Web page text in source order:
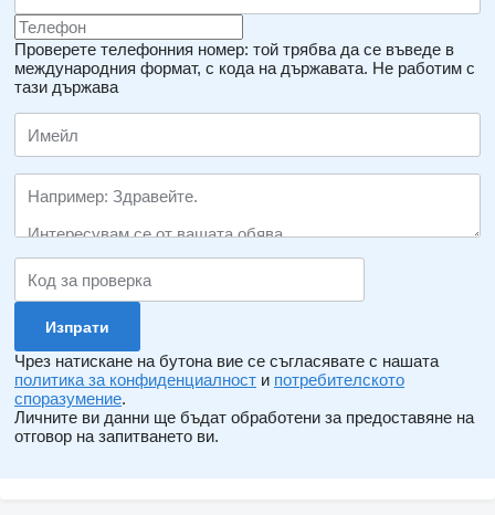
Проверете телефонния номер: той трябва да се въведе в
международния формат, с кода на държавата. Не работим с
тази държава
Чрез натискане на бутона вие се съгласявате с нашата
политика за конфиденциалност и потребителското
споразумение.
Личните ви данни ще бъдат обработени за предоставяне на
отговор на запитването ви.